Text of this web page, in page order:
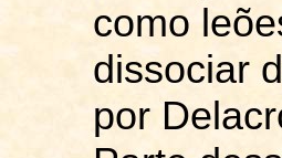
como
dissociar
por